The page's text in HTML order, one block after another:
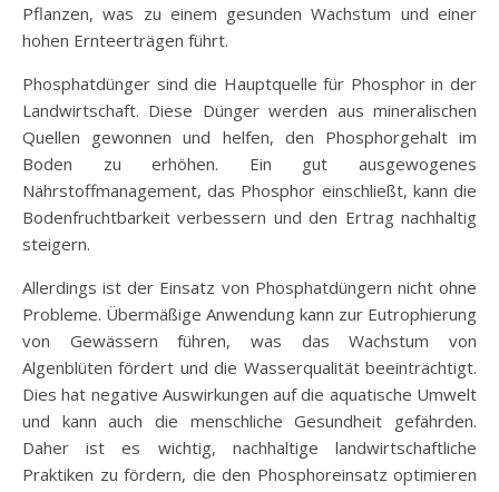
Pflanzen, was zu einem gesunden Wachstum und einer
hohen Ernteerträgen führt.
Phosphatdünger sind die Hauptquelle für Phosphor in der
Landwirtschaft. Diese Dünger werden aus mineralischen
Quellen gewonnen und helfen, den Phosphorgehalt im
Boden zu erhöhen. Ein gut ausgewogenes
Nährstoffmanagement, das Phosphor einschließt, kann die
Bodenfruchtbarkeit verbessern und den Ertrag nachhaltig
steigern.
Allerdings ist der Einsatz von Phosphatdüngern nicht ohne
Probleme. Übermäßige Anwendung kann zur Eutrophierung
von Gewässern führen, was das Wachstum von
Algenblüten fördert und die Wasserqualität beeinträchtigt.
Dies hat negative Auswirkungen auf die aquatische Umwelt
und kann auch die menschliche Gesundheit gefährden.
Daher ist es wichtig, nachhaltige landwirtschaftliche
Praktiken zu fördern, die den Phosphoreinsatz optimieren